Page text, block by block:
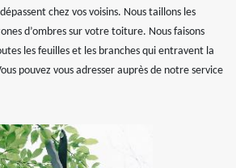
chez vos voisins. Nous taillons les
d’ombres sur votre toiture. Nous faisons
les feuilles et les branches qui entravent la
pouvez vous adresser auprès de notre service